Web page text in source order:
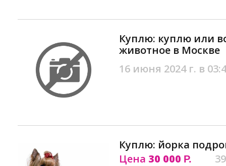
Куплю: куплю или
животное в Москве
16 июня 2024 г. в
Куплю: йорка
Цена 30 000 Р.